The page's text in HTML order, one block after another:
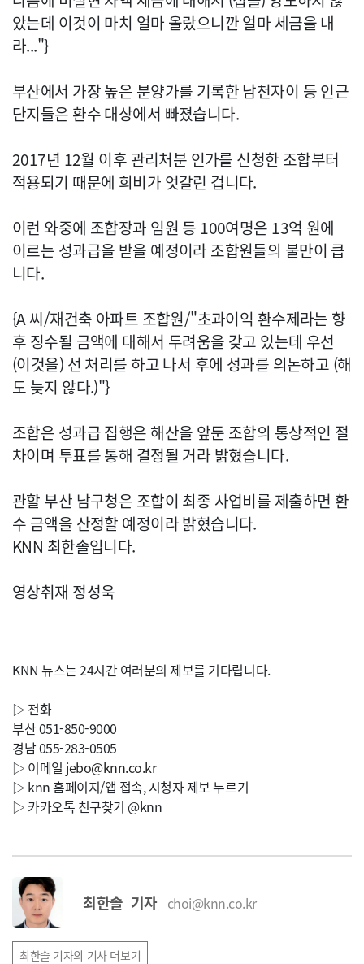
았는데 이것이 마치 얼마 올랐으니깐 얼마 세금을 내
라..."}
부산에서 가장 높은 분양가를 기록한 남천자이 등 인근
단지들은 환수 대상에서 빠졌습니다.
2017년 12월 이후 관리처분 인가를 신청한 조합부터
적용되기 때문에 희비가 엇갈린 겁니다.
이런 와중에 조합장과 임원 등 100여명은 13억 원에
이르는 성과급을 받을 예정이라 조합원들의 불만이 큽
니다.
{A 씨/재건축 아파트 조합원/"초과이익 환수제라는 향
후 징수될 금액에 대해서 두려움을 갖고 있는데 우선
(이것을) 선 처리를 하고 나서 후에 성과를 의논하고 (해
도 늦지 않다.)"}
조합은 성과급 집행은 해산을 앞둔 조합의 통상적인 절
차이며 투표를 통해 결정될 거라 밝혔습니다.
관할 부산 남구청은 조합이 최종 사업비를 제출하면 환
수 금액을 산정할 예정이라 밝혔습니다.
KNN 최한솔입니다.
영상취재 정성욱
KNN 뉴스는 24시간 여러분의 제보를 기다립니다.
▷ 전화
부산 051-850-9000
경남 055-283-0505
▷ 이메일 jebo@knn.co.kr
▷ knn 홈페이지/앱 접속, 시청자 제보 누르기
▷ 카카오톡 친구찾기 @knn
최한솔 기자 choi@knn.co.kr
최한솔 기자의 기사 더보기